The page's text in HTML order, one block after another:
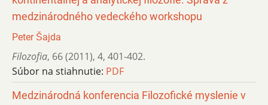
medzinárodného vedeckého workshopu
Peter Šajda
Filozofia, 66 (2011), 4, 401-402.
Súbor na stiahnutie: PDF
Medzinárodná konferencia Filozofické myslenie v